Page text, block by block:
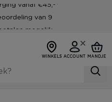
vanaf €45,-*
van 9
mogelijk
WINKELS ACCOUNT MANDJE